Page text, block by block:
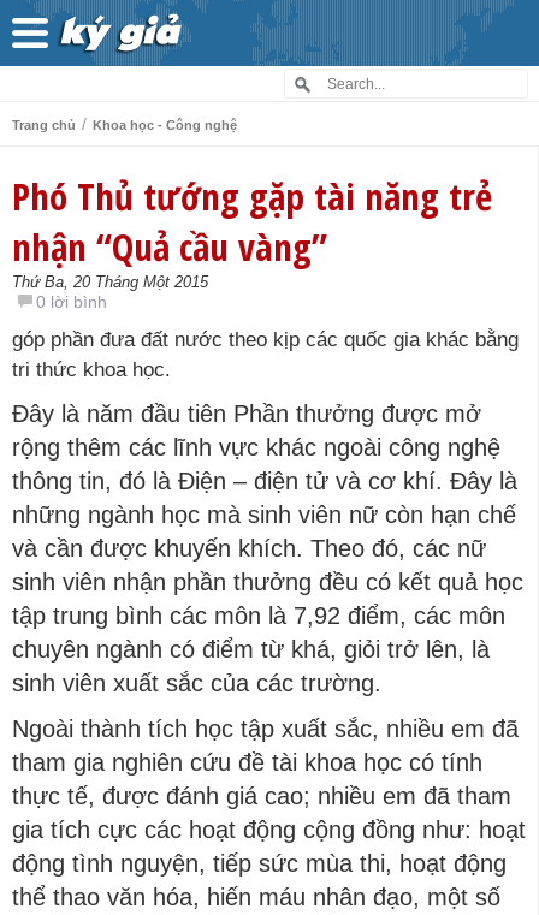
Trang chủ / Khoa học - Công nghệ
Phó Thủ tướng gặp tài năng trẻ
nhận “Quả cầu vàng”
Thứ Ba, 20 Tháng Một 2015
0 lời bình
góp phần đưa đất nước theo kịp các quốc gia khác bằng
tri thức khoa học.
Đây là năm đầu tiên Phần thưởng được mở
rộng thêm các lĩnh vực khác ngoài công nghệ
thông tin, đó là Điện – điện tử và cơ khí. Đây là
những ngành học mà sinh viên nữ còn hạn chế
và cần được khuyến khích. Theo đó, các nữ
sinh viên nhận phần thưởng đều có kết quả học
tập trung bình các môn là 7,92 điểm, các môn
chuyên ngành có điểm từ khá, giỏi trở lên, là
sinh viên xuất sắc của các trường.
Ngoài thành tích học tập xuất sắc, nhiều em đã
tham gia nghiên cứu đề tài khoa học có tính
thực tế, được đánh giá cao; nhiều em đã tham
gia tích cực các hoạt động cộng đồng như: hoạt
động tình nguyện, tiếp sức mùa thi, hoạt động
thể thao văn hóa, hiến máu nhân đạo, một số